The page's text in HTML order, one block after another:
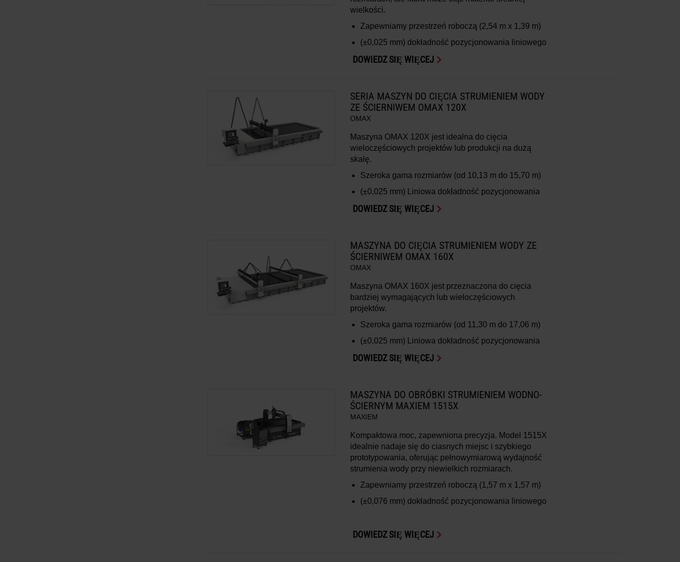
wielkości.
Zapewniamy przestrzeń roboczą (2,54 m x 1,39 m)
(±0,025 mm) dokładność pozycjonowania liniowego
DOWIEDZ SIĘ WIĘCEJ
SERIA MASZYN DO CIĘCIA STRUMIENIEM WODY
ZE ŚCIERNIWEM OMAX 120X
OMAX
Maszyna OMAX 120X jest idealna do cięcia
wieloczęściowych projektów lub produkcji na dużą
skalę.
Szeroka gama rozmiarów (od 10,13 m do 15,70 m)
(±0,025 mm) Liniowa dokładność pozycjonowania
DOWIEDZ SIĘ WIĘCEJ
MASZYNA DO CIĘCIA STRUMIENIEM WODY ZE
ŚCIERNIWEM OMAX 160X
OMAX
Maszyna OMAX 160X jest przeznaczona do cięcia
bardziej wymagających lub wieloczęściowych
projektów.
Szeroka gama rozmiarów (od 11,30 m do 17,06 m)
(±0,025 mm) Liniowa dokładność pozycjonowania
DOWIEDZ SIĘ WIĘCEJ
MASZYNA DO OBRÓBKI STRUMIENIEM WODNO-
ŚCIERNYM MAXIEM 1515X
MAXIEM
Kompaktowa moc, zapewniona precyzja. Model 1515X
idealnie nadaje się do ciasnych miejsc i szybkiego
prototypowania, oferując pełnowymiarową wydajność
strumienia wody przy niewielkich rozmiarach.
Zapewniamy przestrzeń roboczą (1,57 m x 1,57 m)
(±0,076 mm) dokładność pozycjonowania liniowego
DOWIEDZ SIĘ WIĘCEJ